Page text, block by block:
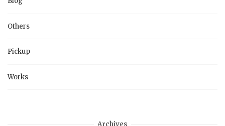
Others
Pickup
Works